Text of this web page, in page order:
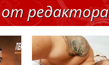
редактора